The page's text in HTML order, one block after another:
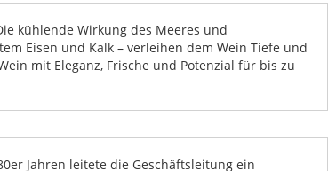
kühlende Wirkung des Meeres und
Eisen und Kalk – verleihen dem Wein Tiefe und
mit Eleganz, Frische und Potenzial für bis zu
Jahren leitete die Geschäftsleitung ein